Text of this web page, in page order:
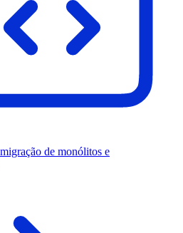
de monólitos e